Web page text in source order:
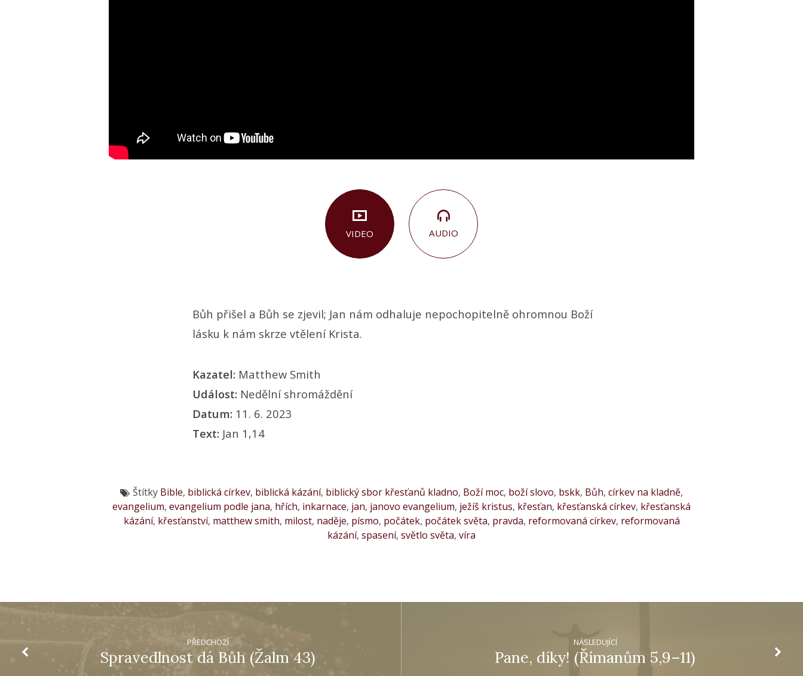
VIDEO AUDIO
Bůh přišel a Bůh se zjevil; Jan nám odhaluje nepochopitelně ohromnou Boží
lásku k nám skrze vtělení Krista.
Kazatel: Matthew Smith
Událost: Nedělní shromáždění
Datum: 11. 6. 2023
Text: Jan 1,14
Štítky Bible, biblická církev, biblická kázání, biblický sbor křesťanů kladno, Boží moc, boží slovo, bskk, Bůh, církev na kladně,
evangelium, evangelium podle jana, hřích, inkarnace, jan, janovo evangelium, ježíš kristus, křesťan, křesťanská církev, křesťanská
kázání, křesťanství, matthew smith, milost, naděje, písmo, počátek, počátek světa, pravda, reformovaná církev, reformovaná
kázání, spasení, světlo světa, víra
PŘEDCHOZÍ
Spravedlnost dá Bůh (Žalm 43)
NÁSLEDUJÍCÍ
Pane, díky! (Římanům 5,9–11)